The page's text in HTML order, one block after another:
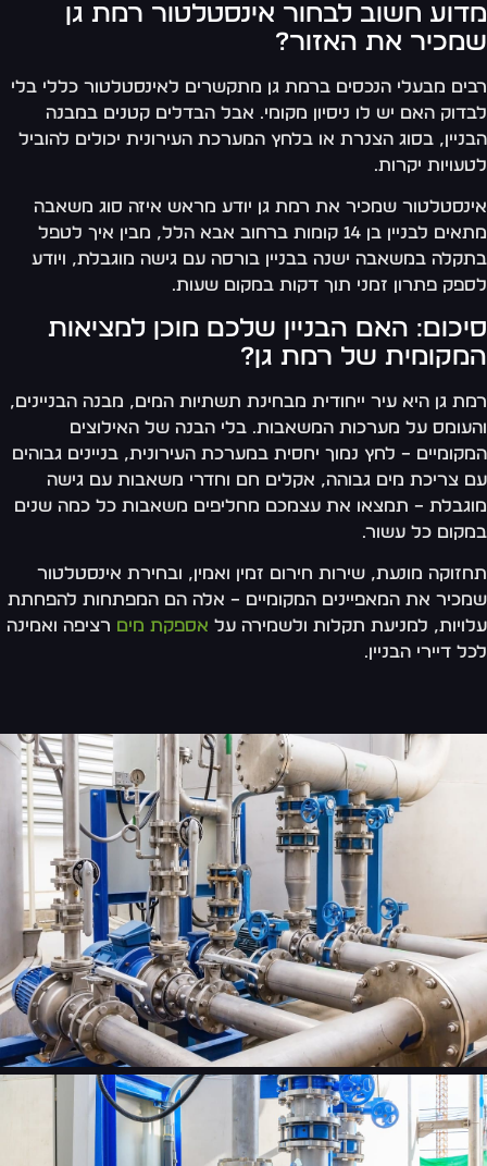
חשוב לבחור אינסטלטור רמת גן
את האזור?
מבעלי הנכסים ברמת גן מתקשרים לאינסטלטור כללי בלי
האם יש לו ניסיון מקומי. אבל הבדלים קטנים במבנה
בסוג הצנרת או בלחץ המערכת העירונית יכולים להוביל
יקרות.
שמכיר את רמת גן יודע מראש איזה סוג משאבה
מתאים לבניין בן 14 קומות ברחוב אבא הלל, מבין איך לטפל
במשאבה ישנה בבניין בורסה עם גישה מוגבלת, ויודע
פתרון זמני תוך דקות במקום שעות.
האם הבניין שלכם מוכן למציאות
של רמת גן?
גן היא עיר ייחודית מבחינת תשתיות המים, מבנה הבניינים,
על מערכות המשאבות. בלי הבנה של האילוצים
– לחץ נמוך יחסית במערכת העירונית, בניינים גבוהים
צריכת מים גבוהה, אקלים חם וחדרי משאבות עם גישה
– תמצאו את עצמכם מחליפים משאבות כל כמה שנים
כל עשור.
מונעת, שירות חירום זמין ואמין, ובחירת אינסטלטור
את המאפיינים המקומיים – אלה הם המפתחות להפחתת
למניעת תקלות ולשמירה עלאספקת מיםרציפה ואמינה
דיירי הבניין.